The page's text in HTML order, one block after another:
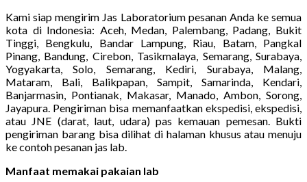
Kami siap mengirim Jas Laboratorium pesanan Anda ke semua
kota di Indonesia: Aceh, Medan, Palembang, Padang, Bukit
Tinggi, Bengkulu, Bandar Lampung, Riau, Batam, Pangkal
Pinang, Bandung, Cirebon, Tasikmalaya, Semarang, Surabaya,
Yogyakarta, Solo, Semarang, Kediri, Surabaya, Malang,
Mataram, Bali, Balikpapan, Sampit, Samarinda, Kendari,
Banjarmasin, Pontianak, Makasar, Manado, Ambon, Sorong,
Jayapura. Pengiriman bisa memanfaatkan ekspedisi, ekspedisi,
atau JNE (darat, laut, udara) pas kemauan pemesan. Bukti
pengiriman barang bisa dilihat di halaman khusus atau menuju
ke contoh pesanan jas lab.
Manfaat memakai pakaian lab